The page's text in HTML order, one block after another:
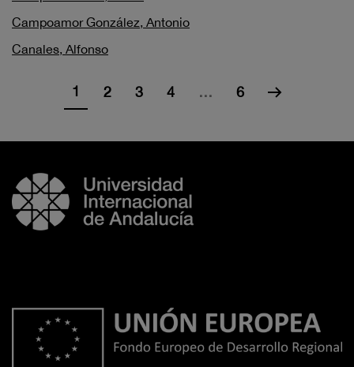
Campoamor González, Antonio
Canales, Alfonso
1 2 3 4 … 6